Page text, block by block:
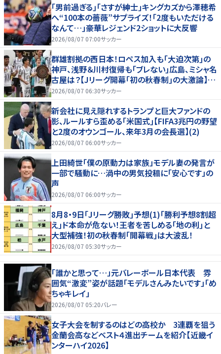
｢男前過ぎる｣｢さすが紳士｣キングカズから澤穂希
へ“100本の薔薇”サプライズ！｢2度もいただける
なんて…｣豪華レジェンド2ショットに大反響
2026/08/07 07:00サッカー
群雄割拠の西日本！ロペス加入も｢大迫次第｣の
神戸、浅野＆川村復帰も｢ブレない｣広島、ミシャ名
古屋は？【Jリーグ開幕｢初の秋春制｣の大激論】
(2)
2026/08/07 06:30サッカー
新会社に見え隠れするトランプと巨大ファンドの
影、ルールすら歪める｢米国式｣【FIFA3兆円の野望
と2度のオウンゴール、来年3月の会長選】(2)
2026/08/07 06:00サッカー
上田綺世「僕の原動力は家族」モデル妻の発言が
一部で騒動に…渦中の男気投稿に「安心です」の
声
2026/08/07 06:00サッカー
8月8・9日｢Jリーグ勝敗｣予想(1)｢勝利予想8割超
え｣ド本命が危ない！王者を苦しめる｢地の利｣と
大型補強！初の秋春制｢開幕戦｣は大波乱！
2026/08/07 05:30サッカー
「誰かと思って…」元バレーボール日本代表 雰
囲気“激変”姿が話題「モデルさんみたいです」「め
ちゃキレイ」
2026/08/07 05:20バレー
女子大会を制するのはどの高校か 3連覇を狙う
金蘭会高などベスト４進出チームを紹介【近畿イ
ンターハイ2026】